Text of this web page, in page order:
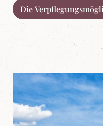
Die